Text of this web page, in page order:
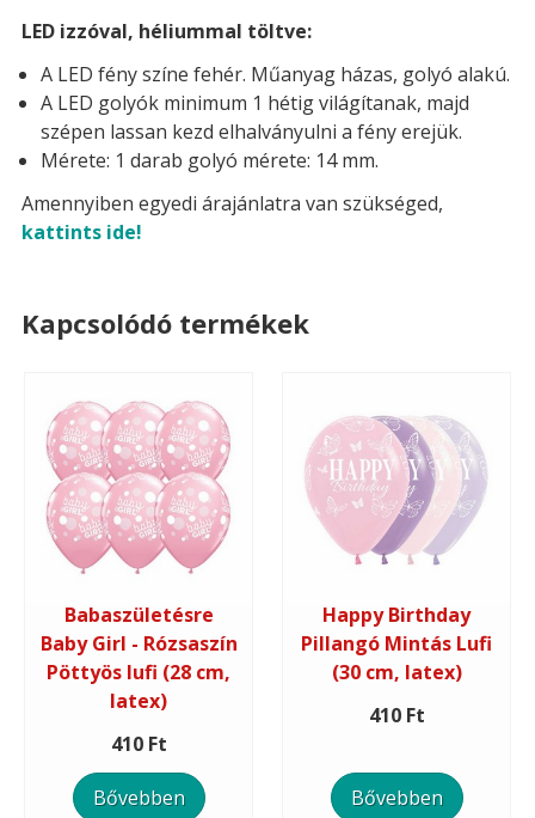
LED izzóval, héliummal töltve:
A LED fény színe fehér. Műanyag házas, golyó alakú.
A LED golyók minimum 1 hétig világítanak, majd
szépen lassan kezd elhalványulni a fény erejük.
Mérete: 1 darab golyó mérete: 14 mm.
Amennyiben egyedi árajánlatra van szükséged,
kattints ide!
Kapcsolódó termékek
Babaszületésre
Baby Girl - Rózsaszín
Pöttyös lufi (28 cm,
latex)
410 Ft
Bővebben
Happy Birthday
Pillangó Mintás Lufi
(30 cm, latex)
410 Ft
Bővebben